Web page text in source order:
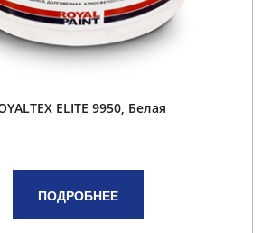
ELITE 9950, Белая
ПОДРОБНЕЕ